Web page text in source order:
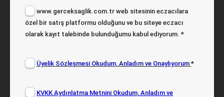
www.gerceksaglik.com.tr web sitesinin eczacılara
özel bir satış platformu olduğunu ve bu siteye eczacı
olarak kayıt talebinde bulunduğumu kabul ediyorum. *
Üyelik Sözleşmesi Okudum, Anladım ve Onaylıyorum *
KVKK Aydınlatma Metnini Okudum, Anladım ve